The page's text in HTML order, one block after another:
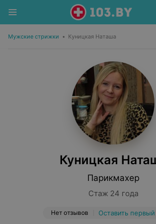
Мужские стрижки • Куницкая Наташа
Куницкая
Парикмахер
Стаж 24 года
Нет отзывов Оставить первый